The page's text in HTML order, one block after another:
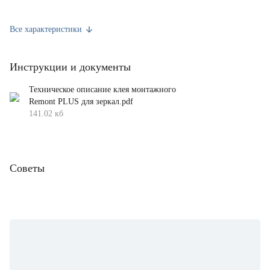
Термостойкость (градус Цельсия)
Вес брутто (кг)
Все характеристики
Инструкции и документы
Техническое описание клея монтажного
Remont PLUS для зеркал.pdf
141.02 кб
Советы